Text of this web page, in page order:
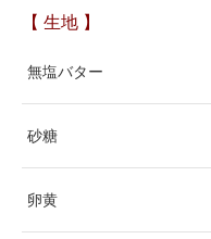
【 生地 】
無塩バター
砂糖
卵黄